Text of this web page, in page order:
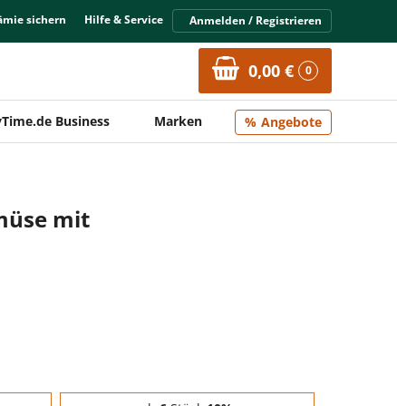
sichern Hilfe & Service Anmelden / Registrieren
0,00 € 0
Business Marken Angebote
mit